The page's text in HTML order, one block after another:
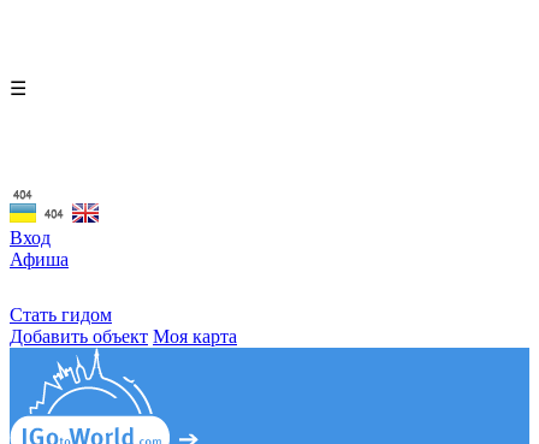
☰
Вход
Афиша
Стать гидом
Добавить объект Моя карта